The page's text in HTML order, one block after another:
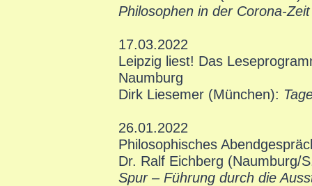
Philosophen in der Corona-Zeit
17.03.2022
Leipzig liest! Das
Naumburg
Dirk Liesemer (München):
26.01.2022
Philosophisches
Dr. Ralf Eichberg (Naumburg/
Spur – Führung durch die